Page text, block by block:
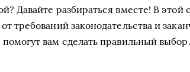
Давайте разбираться вместе! В
требований законодательства и
вам сделать правильный выбор.